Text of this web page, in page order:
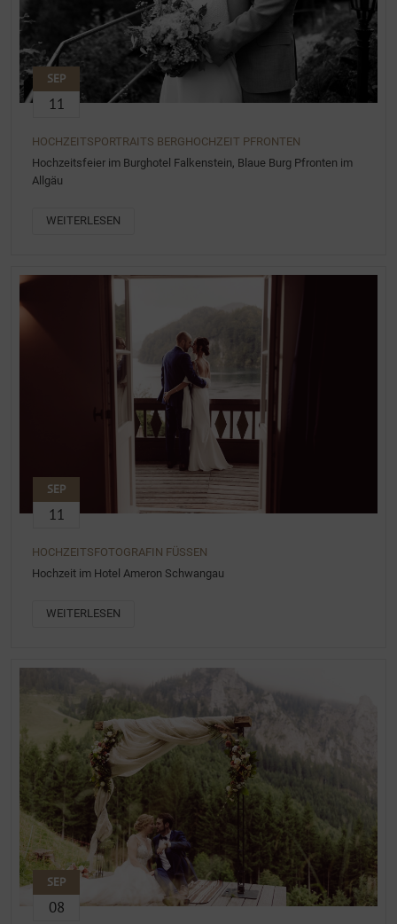
SEP
11
HOCHZEITSPORTRAITS BERGHOCHZEIT PFRONTEN
Hochzeitsfeier im Burghotel Falkenstein, Blaue Burg Pfronten im
Allgäu
WEITERLESEN
SEP
11
HOCHZEITSFOTOGRAFIN FÜSSEN
Hochzeit im Hotel Ameron Schwangau
WEITERLESEN
SEP
08